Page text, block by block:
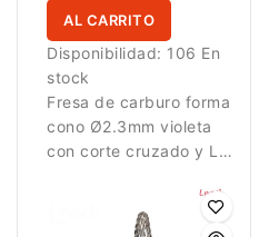
AL CARRITO
Disponibilidad: 106 En
stock
Fresa de carburo forma
cono Ø2.3mm violeta
con corte cruzado y LT
refinamiento delicado y
acabado de estructuras